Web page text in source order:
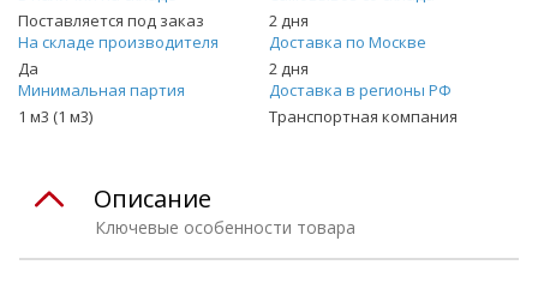
Поставляется под заказ
2 дня
На складе производителя
Да
Доставка по Москве
2 дня
Минимальная партия
1 м3 (1 м3)
Доставка в регионы РФ
Транспортная компания
Ключевые особенности товара
Описание